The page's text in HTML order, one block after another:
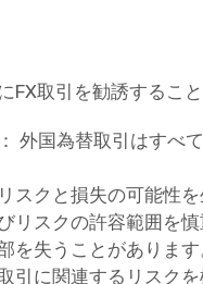
FX取引を勧誘するこ
外国為替取引はすべ
スクと損失の可能性
リスクの許容範囲を慎
を失うことがありま
引に関連するリスク